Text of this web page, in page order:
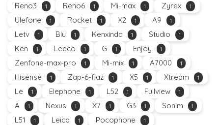
Reno3 1 Reno6 1 Mi-max 1 Zyrex 1
Ulefone 1 Rocket 1 X2 1 A9 1
Letv 1 Blu 1 Kenxinda 1 Studio 1
Ken 1 Leeco 1 G 1 Enjoy 1
Zenfone-max-pro 1 Mi-mix 1 A7000 1
Hisense 1 Zap-6-flaz 1 X5 1 Xtream 1
Le 1 Elephone 1 L52 1 Fullview 1
A 1 Nexus 1 X7 1 G3 1 Sonim 1
L51 1 Leica 1 Pocophone 1